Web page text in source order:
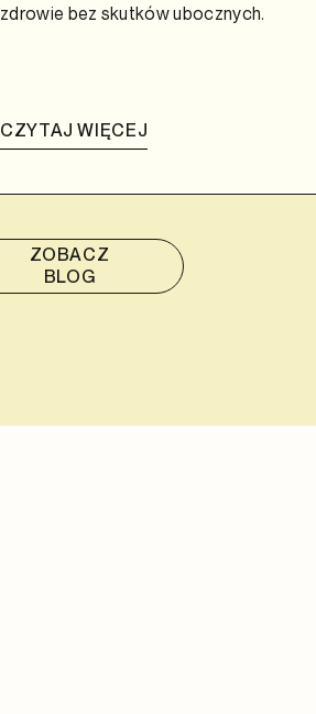
zdrowie bez skutków ubocznych.
CZYTAJ WIĘCEJ
ZOBACZ
BLOG